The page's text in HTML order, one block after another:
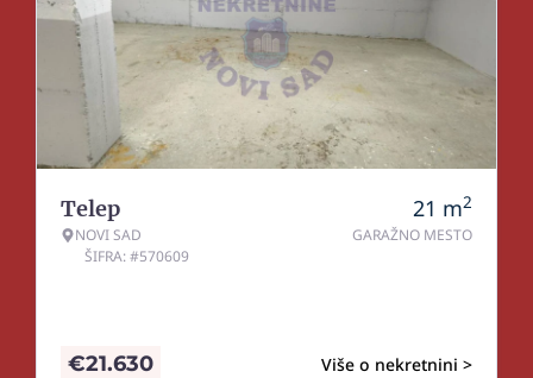
Telep
NOVI SAD
ŠIFRA: #570609
21 m2
GARAŽNO MESTO
Više o nekretnini >
€21.630